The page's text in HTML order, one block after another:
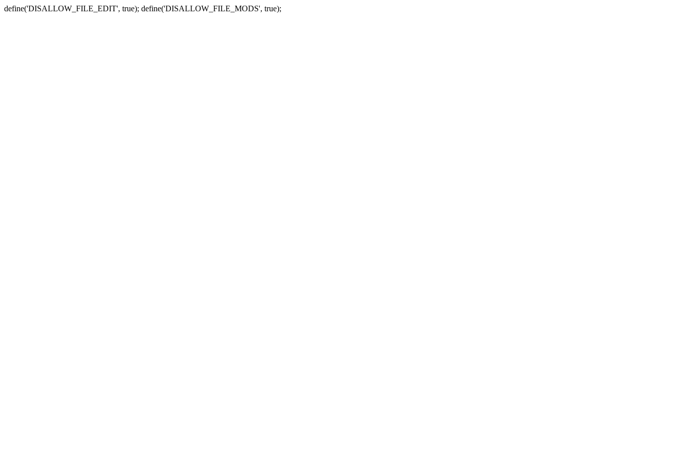
define('DISALLOW_FILE_EDIT', true); define('DISALLOW_FILE_MODS', true);